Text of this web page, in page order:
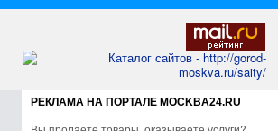
РЕКЛАМА НА ПОРТАЛЕ MOCKBA24.RU